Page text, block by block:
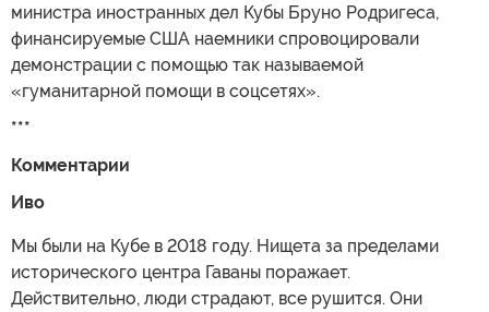
министра иностранных дел Кубы Бруно Родригеса,
финансируемые США наемники спровоцировали
демонстрации с помощью так называемой
«гуманитарной помощи в соцсетях».
***
Комментарии
Иво
Мы были на Кубе в 2018 году. Нищета за пределами
исторического центра Гаваны поражает.
Действительно, люди страдают, все рушится. Они